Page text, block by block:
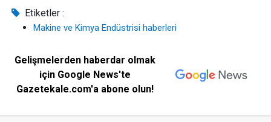
Etiketler :
Makine ve Kimya Endüstrisi haberleri
Gelişmelerden haberdar olmak
için Google News'te
Gazetekale.com'a abone olun!